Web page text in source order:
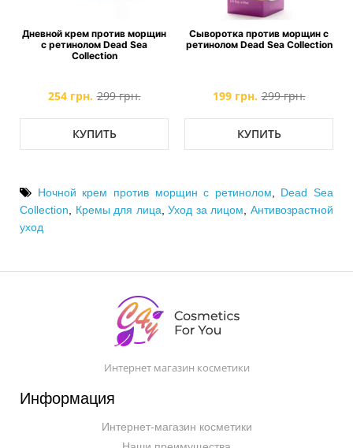
Дневной крем против морщин
с ретинолом Dead Sea
Collection
254 грн. 299 грн.
КУПИТЬ
Сыворотка против морщин с
ретинолом Dead Sea Collection
199 грн. 299 грн.
КУПИТЬ
Ночной крем против морщин с ретинолом, Dead Sea
Collection, Кремы для лица,Уход за лицом,Антивозрастной
уход
Интернет магазин косметики
Информация
Интернет-магазин косметики